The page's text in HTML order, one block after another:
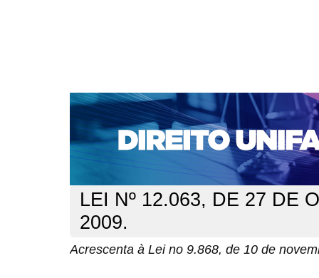
CAPA SOBRE ACESSO CADASTRO
NOTÍCIAS
EDIÇÕES DE Nº 1 A 100 WEBMAIL
Capa>n. 113 (2009) > de 10 de novembro de 1999
LEI Nº 12.063, DE 27 DE
2009.
Acrescenta à Lei no 9.868, de 10 de